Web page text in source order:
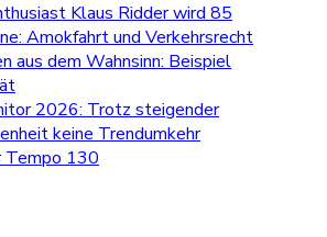
Klaus Ridder wird 85
Amokfahrt und Verkehrsrecht
aus dem Wahnsinn: Beispiel
2026: Trotz steigender
keine Trendumkehr
Tempo 130